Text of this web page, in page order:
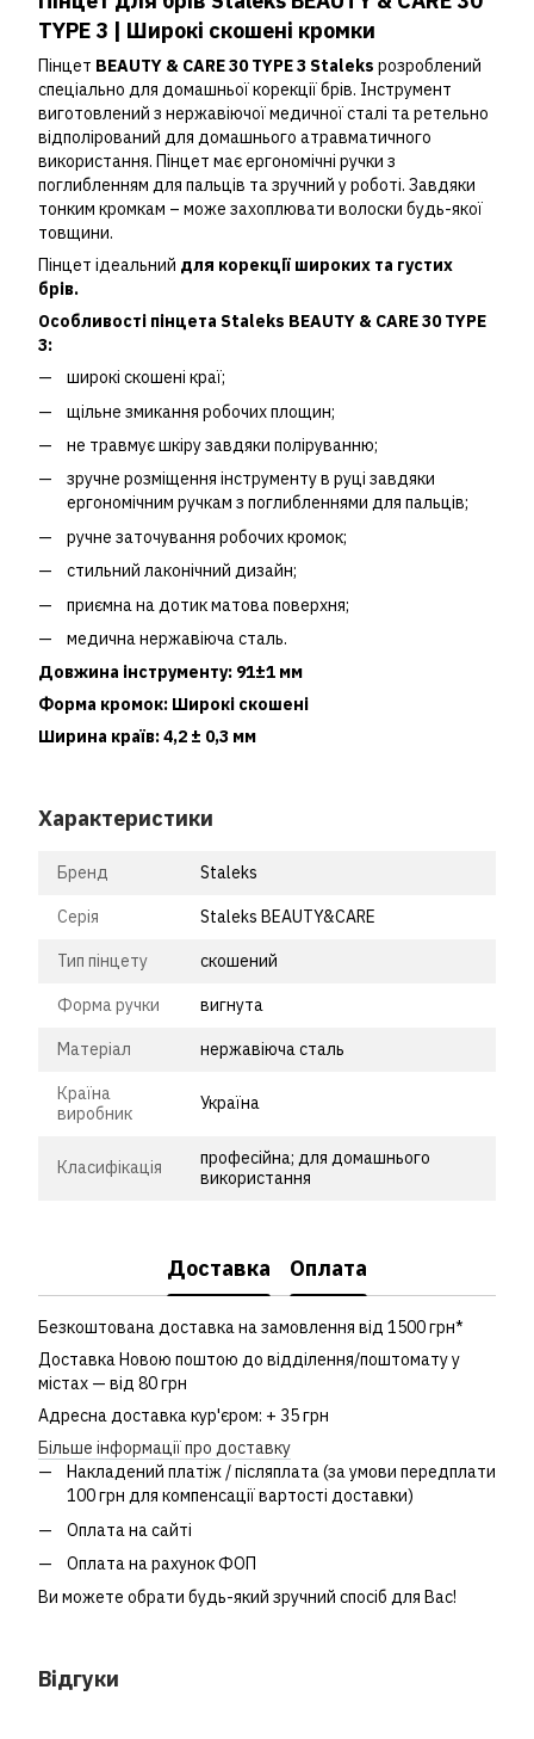
TYPE 3 | Широкі скошені кромки
Пінцет BEAUTY & CARE 30 TYPE 3 Staleks розроблений
спеціально для домашньої корекції брів. Інструмент
виготовлений з нержавіючої медичної сталі та ретельно
відполірований для домашнього атравматичного
використання. Пінцет має ергономічні ручки з
поглибленням для пальців та зручний у роботі. Завдяки
тонким кромкам – може захоплювати волоски будь-якої
товщини.
Пінцет ідеальний для корекції широких та густих
брів.
Особливості пінцета Staleks BEAUTY & CARE 30 TYPE
3:
широкі скошені краї;
щільне змикання робочих площин;
не травмує шкіру завдяки поліруванню;
зручне розміщення інструменту в руці завдяки
ергономічним ручкам з поглибленнями для пальців;
ручне заточування робочих кромок;
стильний лаконічний дизайн;
приємна на дотик матова поверхня;
медична нержавіюча сталь.
Довжина інструменту: 91±1 мм
Форма кромок: Широкі скошені
Ширина країв: 4,2 ± 0,3 мм
Характеристики
Бренд Staleks
Серія Staleks BEAUTY&CARE
Тип пінцету скошений
Форма ручки вигнута
Матеріал нержавіюча сталь
Країна
виробник
Україна
Класифікація
професійна; для домашнього
використання
Доставка Оплата
Безкоштована доставка на замовлення від 1500 грн*
Доставка Новою поштою до відділення/поштомату у
містах — від 80 грн
Адресна доставка кур'єром: + 35 грн
Більше інформації про доставку
Накладений платіж / післяплата (за умови передплати
100 грн для компенсації вартості доставки)
Оплата на сайті
Оплата на рахунок ФОП
Ви можете обрати будь-який зручний спосіб для Вас!
Відгуки